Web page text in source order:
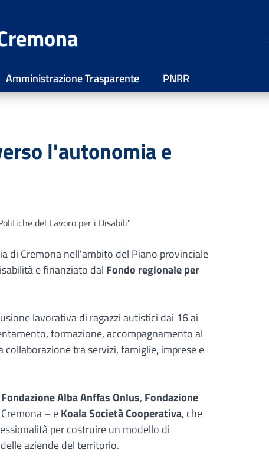
Amministrazione Trasparente
PNRR
l'autonomia e
del Lavoro per i Disabili"
di Cremona nell'ambito del Piano provinciale
e finanziato dal Fondo regionale per
lavorativa di ragazzi autistici dai 16 ai
formazione, accompagnamento al
tra servizi, famiglie, imprese e
Fondazione Alba Anffas Onlus, Fondazione
– eKoala Società Cooperativa, che
per costruire un modello di
aziende del territorio.